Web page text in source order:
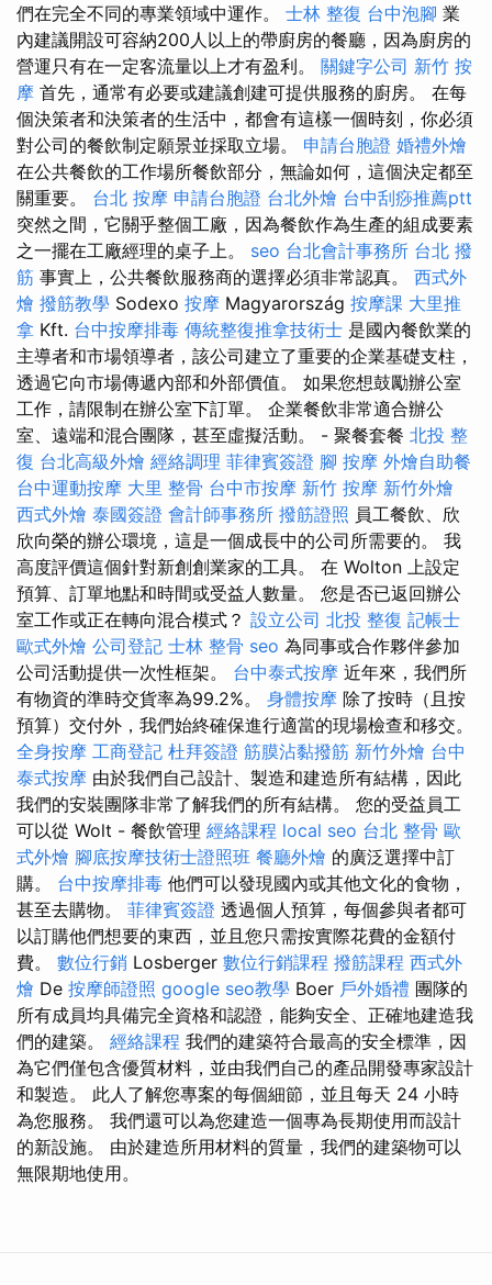
們在完全不同的專業領域中運作。 士林 整復 台中泡腳 業
內建議開設可容納200人以上的帶廚房的餐廳，因為廚房的
營運只有在一定客流量以上才有盈利。 關鍵字公司 新竹 按
摩 首先，通常有必要或建議創建可提供服務的廚房。 在每
個決策者和決策者的生活中，都會有這樣一個時刻，你必須
對公司的餐飲制定願景並採取立場。 申請台胞證 婚禮外燴
在公共餐飲的工作場所餐飲部分，無論如何，這個決定都至
關重要。 台北 按摩 申請台胞證 台北外燴 台中刮痧推薦ptt
突然之間，它關乎整個工廠，因為餐飲作為生產的組成要素
之一擺在工廠經理的桌子上。 seo 台北會計事務所 台北 撥
筋 事實上，公共餐飲服務商的選擇必須非常認真。 西式外
燴 撥筋教學 Sodexo 按摩 Magyarország 按摩課 大里推
拿 Kft. 台中按摩排毒 傳統整復推拿技術士 是國內餐飲業的
主導者和市場領導者，該公司建立了重要的企業基礎支柱，
透過它向市場傳遞內部和外部價值。 如果您想鼓勵辦公室
工作，請限制在辦公室下訂單。 企業餐飲非常適合辦公
室、遠端和混合團隊，甚至虛擬活動。 - 聚餐套餐 北投 整
復 台北高級外燴 經絡調理 菲律賓簽證 腳 按摩 外燴自助餐
台中運動按摩 大里 整骨 台中市按摩 新竹 按摩 新竹外燴
西式外燴 泰國簽證 會計師事務所 撥筋證照 員工餐飲、欣
欣向榮的辦公環境，這是一個成長中的公司所需要的。 我
高度評價這個針對新創創業家的工具。 在 Wolton 上設定
預算、訂單地點和時間或受益人數量。 您是否已返回辦公
室工作或正在轉向混合模式？ 設立公司 北投 整復 記帳士
歐式外燴 公司登記 士林 整骨 seo 為同事或合作夥伴參加
公司活動提供一次性框架。 台中泰式按摩 近年來，我們所
有物資的準時交貨率為99.2%。 身體按摩 除了按時（且按
預算）交付外，我們始終確保進行適當的現場檢查和移交。
全身按摩 工商登記 杜拜簽證 筋膜沾黏撥筋 新竹外燴 台中
泰式按摩 由於我們自己設計、製造和建造所有結構，因此
我們的安裝團隊非常了解我們的所有結構。 您的受益員工
可以從 Wolt - 餐飲管理 經絡課程 local seo 台北 整骨 歐
式外燴 腳底按摩技術士證照班 餐廳外燴 的廣泛選擇中訂
購。 台中按摩排毒 他們可以發現國內或其他文化的食物，
甚至去購物。 菲律賓簽證 透過個人預算，每個參與者都可
以訂購他們想要的東西，並且您只需按實際花費的金額付
費。 數位行銷 Losberger 數位行銷課程 撥筋課程 西式外
燴 De 按摩師證照 google seo教學 Boer 戶外婚禮 團隊的
所有成員均具備完全資格和認證，能夠安全、正確地建造我
們的建築。 經絡課程 我們的建築符合最高的安全標準，因
為它們僅包含優質材料，並由我們自己的產品開發專家設計
和製造。 此人了解您專案的每個細節，並且每天 24 小時
為您服務。 我們還可以為您建造一個專為長期使用而設計
的新設施。 由於建造所用材料的質量，我們的建築物可以
無限期地使用。